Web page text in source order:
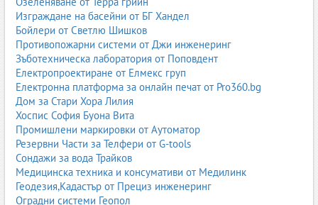
качествената еко кожа е добър избор за по-достъпни решения
и по-лесна поддръжка.
За автомобили
Тук са важни устойчивостта на износване, UV защита и лесното
почистване. Много производители използват комбинация от
естествена и изкуствена кожа.
За дрехи и обувки
За обувки и дрехи естествената кожа предлага комфорт и
дишане, но изкуствените кожи и модерните материали също
имат своето място, особено при модни колекции и сезонни
продукти.
Изграждане на басейни от БГ Хандел
Бойлери от Светлю Шишков
Противопожарни системи от Джи инженеринг
Зъботехническа лаборатория от Поповдент
Електропроектиране от Елмекс груп
Електронна платформа за онлайн печат от Pro360.bg
Дом за Стари Хора Лилия
Хоспис София Буона Вита
Промишлени маркировки от Аутоматор
Резервни Части за Телфери от G-tools
Сондажи за вода Трайков
Медицинска техника и консумативи от Медилинк
Геодезия,Кадастър от Прециз инженеринг
Оградни системи Геопол